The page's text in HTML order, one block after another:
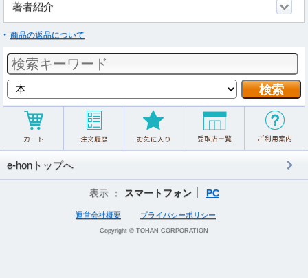
著者紹介
商品の返品について
e-honトップへ
表示 ： スマートフォン PC
運営会社概要 プライバシーポリシー
Copyright © TOHAN CORPORATION